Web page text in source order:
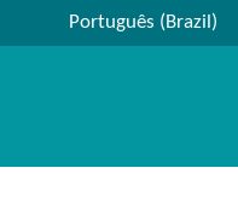
Português (Brazil)